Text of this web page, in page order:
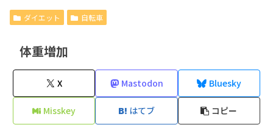
ダイエット 自転車
体重増加
X Mastodon Bluesky
Misskey はてブ コピー